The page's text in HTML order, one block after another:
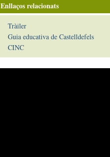
Enllaços relacionats
Tràiler
Guia educativa de Castelldefels
CINC